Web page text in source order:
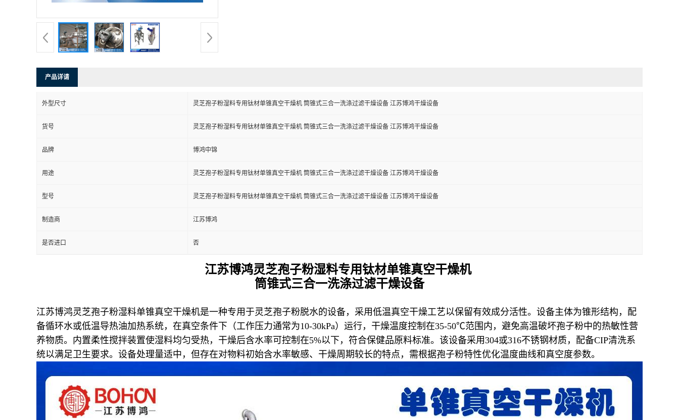
产品详请
外型尺寸 灵芝孢子粉湿料专用钛材单锥真空干燥机 筒锥式三合一洗涤过滤干燥设备 江苏博鸿干燥设备
货号 灵芝孢子粉湿料专用钛材单锥真空干燥机 筒锥式三合一洗涤过滤干燥设备 江苏博鸿干燥设备
品牌 博鸿中锦
用途 灵芝孢子粉湿料专用钛材单锥真空干燥机 筒锥式三合一洗涤过滤干燥设备 江苏博鸿干燥设备
型号 灵芝孢子粉湿料专用钛材单锥真空干燥机 筒锥式三合一洗涤过滤干燥设备 江苏博鸿干燥设备
制造商 江苏博鸿
是否进口 否
江苏博鸿灵芝孢子粉湿料专用钛材单锥真空干燥机
筒锥式三合一洗涤过滤干燥设备
江苏博鸿灵芝孢子粉湿料单锥真空干燥机是一种专用于灵芝孢子粉脱水的设备，采用低温真空干燥工艺以保留有效成分活性。设备主体为锥形结构，配
备循环水或低温导热油加热系统，在真空条件下（工作压力通常为10-30kPa）运行，干燥温度控制在35-50℃范围内，避免高温破坏孢子粉中的热敏性营
养物质。内置柔性搅拌装置使湿料均匀受热，干燥后含水率可控制在5%以下，符合保健品原料标准。该设备采用304或316不锈钢材质，配备CIP清洗系
统以满足卫生要求。设备处理量适中，但存在对物料初始含水率敏感、干燥周期较长的特点，需根据孢子粉特性优化温度曲线和真空度参数。